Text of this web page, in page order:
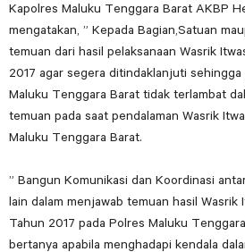
Kapolres Maluku Tenggara Barat AKBP
mengatakan, ” Kepada Bagian,Satuan
temuan dari hasil pelaksanaan Wasrik
2017 agar segera ditindaklanjuti sehingga
Maluku Tenggara Barat tidak terlambat
temuan pada saat pendalaman Wasrik
Maluku Tenggara Barat.
” Bangun Komunikasi dan Koordinasi
lain dalam menjawab temuan hasil Wasrik
Tahun 2017 pada Polres Maluku
bertanya apabila menghadapi kendala